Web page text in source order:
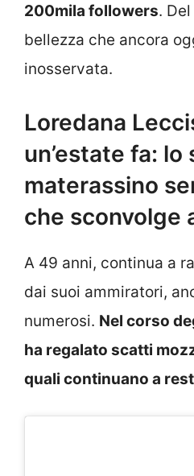
200mila followers.
bellezza che ancora
inosservata.
Loredana
un’estate fa:
materassino
che sconvolge
A 49 anni, continua a
dai suoi ammiratori,
numerosi. Nel corso
ha regalato scatti
quali continuano a